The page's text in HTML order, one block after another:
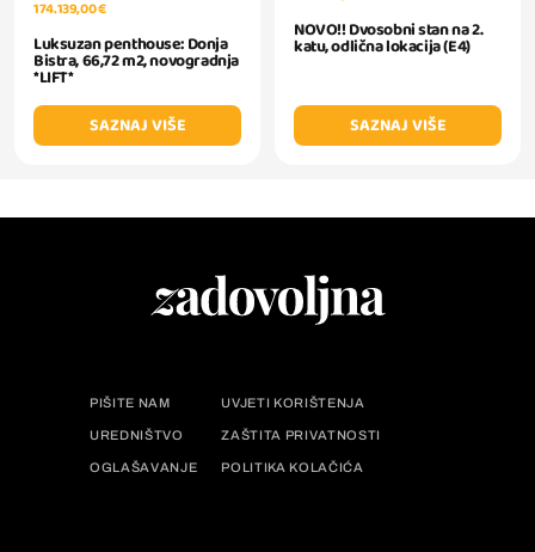
174.139,00 €
Luksuzan penthouse: Donja
Bistra, 66,72 m2, novogradnja
*LIFT*
SAZNAJ VIŠE
NOVO!! Dvosobni stan na 2.
katu, odlična lokacija (E4)
SAZNAJ VIŠE
PIŠITE NAM UVJETI KORIŠTENJA
UREDNIŠTVO ZAŠTITA PRIVATNOSTI
OGLAŠAVANJE POLITIKA KOLAČIĆA